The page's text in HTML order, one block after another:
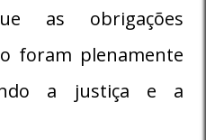
as obrigações
foram plenamente
a justiça e a